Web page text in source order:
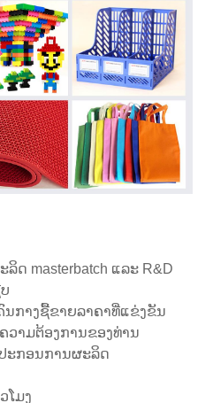
ດ masterbatch ແລະ R&D
ກາງຊື້ຂາຍລາຄາທີ່ແຂ່ງຂັນ
ວາມຕ້ອງການຂອງທ່ານ
ະກອນການຜະລິດ
ໂມງ